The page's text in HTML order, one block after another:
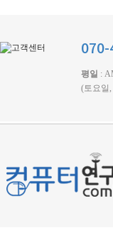
평일 :
(토요일